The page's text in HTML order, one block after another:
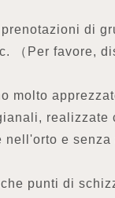
di
（Per favore,
molto
realizzate
nell'orto e senza
punti di